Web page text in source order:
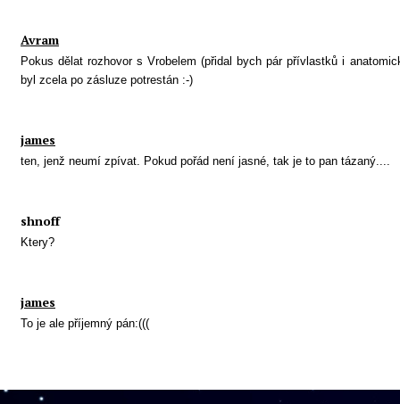
Avram
Pokus dělat rozhovor s Vrobelem (přidal bych pár přívlastků i
byl zcela po zásluze potrestán :-)
james
ten, jenž neumí zpívat. Pokud pořád není jasné, tak je to pan tázaný....
shnoff
Ktery?
james
To je ale příjemný pán:(((